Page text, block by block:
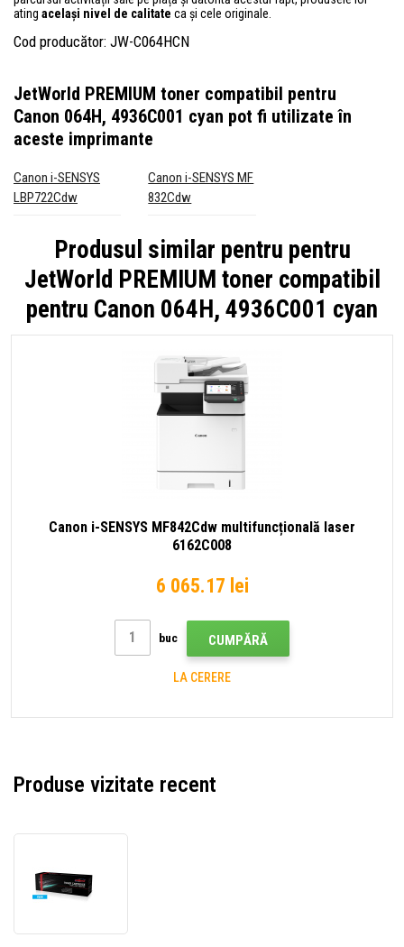
ating același nivel de calitate ca și cele originale.
Cod producător: JW-C064HCN
JetWorld PREMIUM toner compatibil pentru
Canon 064H, 4936C001 cyan pot fi utilizate în
aceste imprimante
Canon i-SENSYS
LBP722Cdw
Canon i-SENSYS MF
832Cdw
Produsul similar pentru pentru
JetWorld PREMIUM toner compatibil
pentru Canon 064H, 4936C001 cyan
Canon i-SENSYS MF842Cdw multifuncțională laser
6162C008
6 065.17 lei
buc CUMPĂRĂ
LA CERERE
Produse vizitate recent
pentru